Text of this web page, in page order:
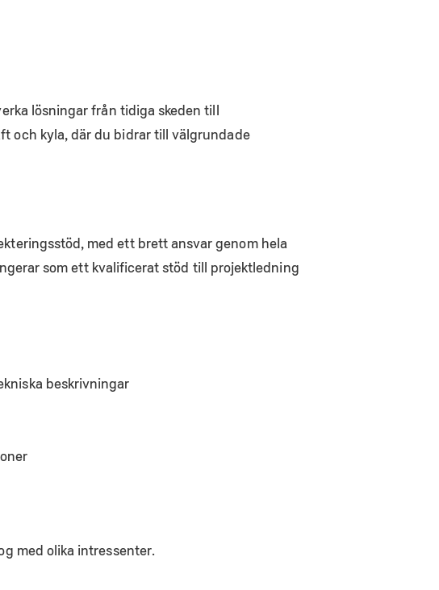
lösningar från tidiga skeden till
och kyla, där du bidrar till välgrundade
med ett brett ansvar genom hela
som ett kvalificerat stöd till projektledning
beskrivningar
med olika intressenter.